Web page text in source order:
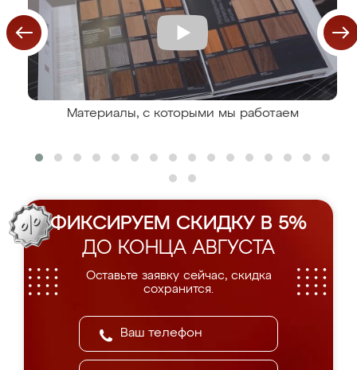
Материалы, с которыми мы работаем
ФИКСИРУЕМ СКИДКУ В 5%
ДО КОНЦА АВГУСТА
Оставьте заявку сейчас, скидка
сохранится.